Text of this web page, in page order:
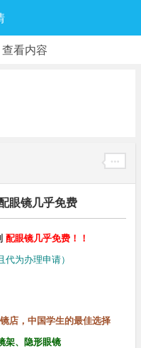
最新发表
查看内容
眼镜几乎免费
配眼镜几乎免费！！
代为办理申请）
店，中国学生的最佳选择
架、隐形眼镜